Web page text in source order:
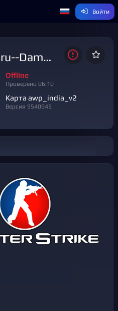
Войти
|>--RASSLABYXA.ru--DamageMod_fps500 [
Offline
Проверено 06:10
Карта awp_india_v2
Версия 9540945